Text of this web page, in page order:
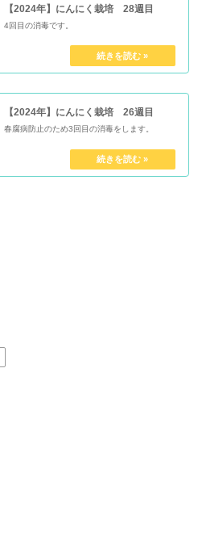
【2024年】にんにく栽培 28週目
4回目の消毒です。
【2024年】にんにく栽培 26週目
春腐病防止のため3回目の消毒をします。